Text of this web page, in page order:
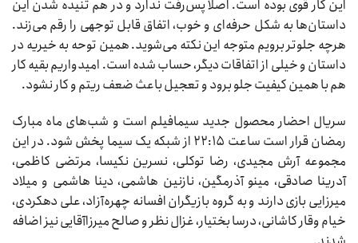
این کار قوی بوده است. اصلاً پس‌رفت ندارد و در هم تنیده شدن این
داستان‌ها به شکل حرفه‌ای و خوب، اتفاق قابل توجهی را رقم می‌زند.
هرچه جلوتر برویم متوجه این نکته می‌شوید. همین توحه به خیریه در
داستان و خیلی از اتفاقات دیگر، حساب شده است. امیدواریم بقیه کار
هم با همین کیفیت جلو برود و تعجیل باعث ضعف ریتم و کار نشود.
سریال احضار محصول جدید سیمافیلم است و شب‌های ماه مبارک
رمضان قرار است ساعت ۲۲:۱۵ از شبکه یک سیما پخش شود. در این
مجموعه آرش مجیدی، رضا توکلی، نسرین نکیسا، مرتضی کاظمی،
آدرینا صادقی، مینو آذرمگین، نازنین هاشمی، دینا هاشمی و میلاد
میرزایی بازی دارند و به گروه بازیگران افسانه چهره‌آزاد، على دهکردى،
خیام وقار کاشانى، درسا بختیار، غزال نظر و صالح میرزاآقایى نیز اضافه